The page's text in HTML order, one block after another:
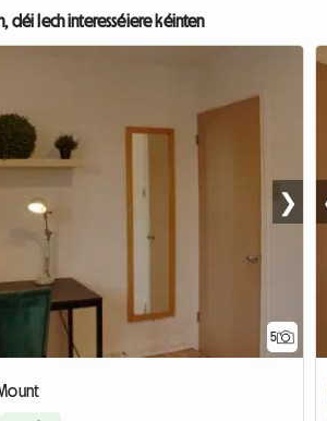
déi Iech interesséiere kéinten
5
❯